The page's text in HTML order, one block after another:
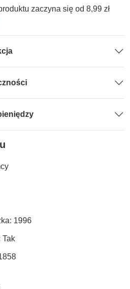
zaczyna się od 8,99 zł
1996
Tak